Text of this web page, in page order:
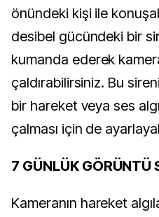
önündeki kişi ile
desibel gücündeki bir
kumanda ederek
çaldırabilirsiniz. Bu
bir hareket veya ses
çalması için de
7 GÜNLÜK GÖRÜNTÜ
Kameranın hareket